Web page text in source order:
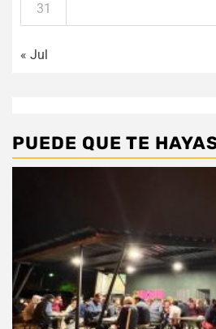
31
« Jul
PUEDE QUE TE